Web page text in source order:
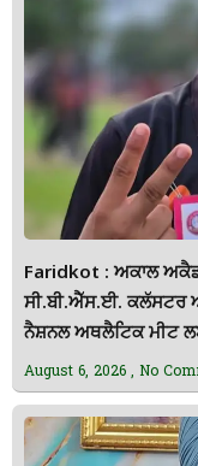
Faridkot : ਅਕਾਲ
ਸੀ.ਬੀ.ਐੱਸ.ਈ. ਕਲੱਸਟਰ
ਨੈਸ਼ਨਲ ਅਥਲੈਟਿਕ ਮੀਟ
August 6, 2026 No